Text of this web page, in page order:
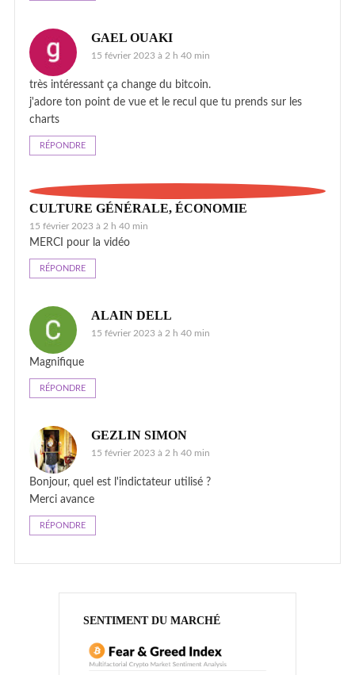
GAEL OUAKI
15 février 2023 à 2 h 40 min
très intéressant ça change du bitcoin.
j'adore ton point de vue et le recul que tu prends sur les
charts
RÉPONDRE
CULTURE GÉNÉRALE, ÉCONOMIE
15 février 2023 à 2 h 40 min
MERCI pour la vidéo
RÉPONDRE
ALAIN DELL
15 février 2023 à 2 h 40 min
Magnifique
RÉPONDRE
GEZLIN SIMON
15 février 2023 à 2 h 40 min
Bonjour, quel est l'indictateur utilisé ?
Merci avance
RÉPONDRE
SENTIMENT DU MARCHÉ